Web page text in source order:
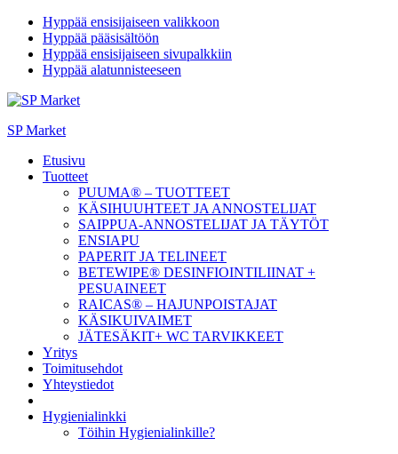
Hyppää ensisijaiseen valikkoon
Hyppää pääsisältöön
Hyppää ensisijaiseen sivupalkkiin
Hyppää alatunnisteeseen
SP Market
Etusivu
Tuotteet
PUUMA® – TUOTTEET
KÄSIHUUHTEET JA ANNOSTELIJAT
SAIPPUA-ANNOSTELIJAT JA TÄYTÖT
ENSIAPU
PAPERIT JA TELINEET
BETEWIPE® DESINFIOINTILIINAT +
PESUAINEET
RAICAS® – HAJUNPOISTAJAT
KÄSIKUIVAIMET
JÄTESÄKIT+ WC TARVIKKEET
Yritys
Toimitusehdot
Yhteystiedot
Hygienialinkki
Töihin Hygienialinkille?